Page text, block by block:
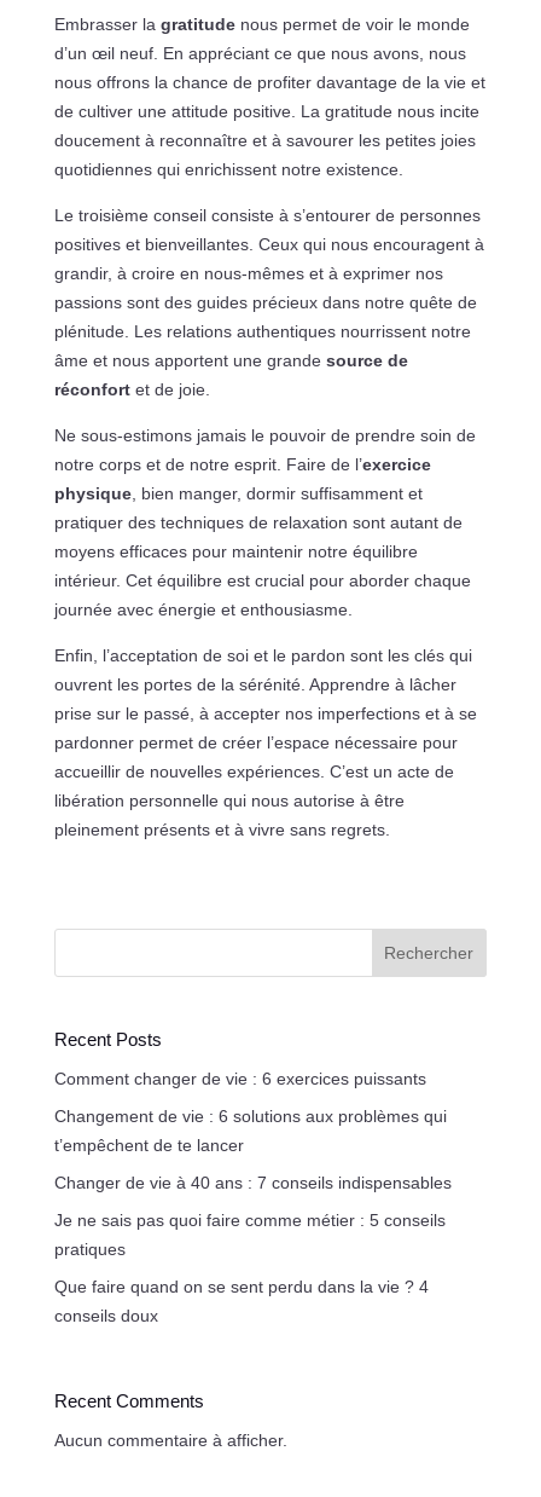
Embrasser la gratitudenous permet de voir le monde
d’un œil neuf. En appréciant ce que nous avons, nous
nous offrons la chance de profiter davantage de la vie et
de cultiver une attitude positive. La gratitude nous incite
doucement à reconnaître et à savourer les petites joies
quotidiennes qui enrichissent notre existence.
Le troisième conseil consiste à s’entourer de personnes
positives et bienveillantes. Ceux qui nous encouragent à
grandir, à croire en nous-mêmes et à exprimer nos
passions sont des guides précieux dans notre quête de
plénitude. Les relations authentiques nourrissent notre
âme et nous apportent une grande source de
réconfortet de joie.
Ne sous-estimons jamais le pouvoir de prendre soin de
notre corps et de notre esprit. Faire de l’exercice
physique, bien manger, dormir suffisamment et
pratiquer des techniques de relaxation sont autant de
moyens efficaces pour maintenir notre équilibre
intérieur. Cet équilibre est crucial pour aborder chaque
journée avec énergie et enthousiasme.
Enfin, l’acceptation de soi et le pardon sont les clés qui
ouvrent les portes de la sérénité. Apprendre à lâcher
prise sur le passé, à accepter nos imperfections et à se
pardonner permet de créer l’espace nécessaire pour
accueillir de nouvelles expériences. C’est un acte de
libération personnelle qui nous autorise à être
pleinement présents et à vivre sans regrets.
Rechercher
Recent Posts
Comment changer de vie : 6 exercices puissants
Changement de vie : 6 solutions aux problèmes qui
t’empêchent de te lancer
Changer de vie à 40 ans : 7 conseils indispensables
Je ne sais pas quoi faire comme métier : 5 conseils
pratiques
Que faire quand on se sent perdu dans la vie ? 4
conseils doux
Recent Comments
Aucun commentaire à afficher.